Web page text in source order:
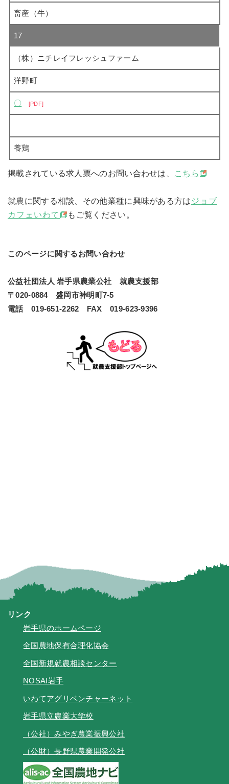
畜産（牛）
17
（株）ニチレイフレッシュファーム
洋野町
〇 PDF
養鶏
掲載されている求人票へのお問い合わせは、 こちら
就農に関する相談、その他業種に興味がある方は ジョブ
カフェいわて
もご覧ください。
このページに関するお問い合わせ
公益社団法人 岩手県農業公社 就農支援部
〒020-0884 盛岡市神明町7-5
電話 019-651-2262 FAX 019-623-9396
リンク
岩手県のホームページ
全国農地保有合理化協会
全国新規就農相談センター
NOSAI岩手
いわてアグリベンチャーネット
岩手県立農業大学校
（公社）みやぎ農業振興公社
（公財）長野県農業開発公社